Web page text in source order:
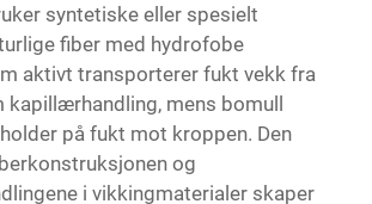
syntetiske eller spesielt
fiber med hydrofobe
aktivt transporterer fukt vekk fra
kapillærhandling, mens bomull
på fukt mot kroppen. Den
og
i vikkingmaterialer skaper